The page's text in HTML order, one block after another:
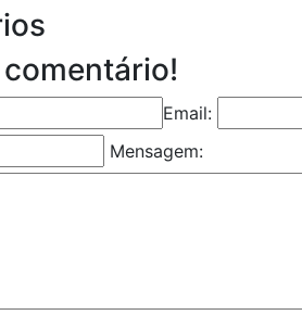
Email:
Mensagem: